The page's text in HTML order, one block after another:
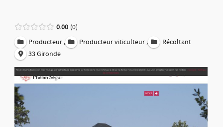
0.00 0
Producteur , Producteur viticulteur ,
Récoltant
33 Gironde